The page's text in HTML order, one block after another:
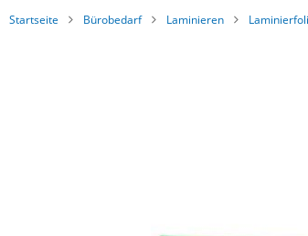
Startseite Bürobedarf Laminieren